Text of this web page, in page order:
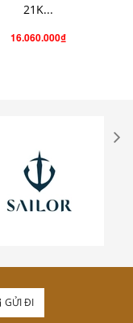
21K...
16.060.000₫
GỬI ĐI